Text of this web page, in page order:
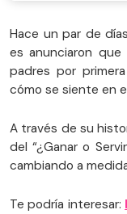
Hace un par de
es anunciaron
padres por
cómo se siente en
A través de su
del “¿Ganar o
cambiando a
Te podría interesar: